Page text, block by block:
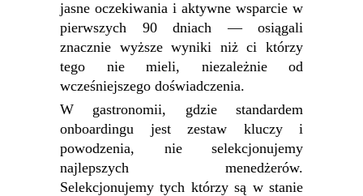
jasne oczekiwania i aktywne wsparcie w
pierwszych 90 dniach — osiągali
znacznie wyższe wyniki niż ci którzy
tego nie mieli, niezależnie od
wcześniejszego doświadczenia.
W gastronomii, gdzie standardem
onboardingu jest zestaw kluczy i
powodzenia, nie selekcjonujemy
najlepszych menedżerów.
Selekcjonujemy tych którzy są w stanie